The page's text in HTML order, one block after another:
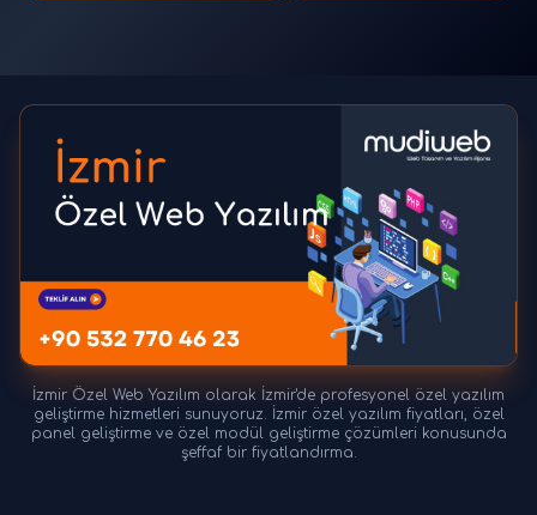
İzmir Özel Web Yazılım olarak İzmir'de profesyonel özel yazılım
geliştirme hizmetleri sunuyoruz. İzmir özel yazılım fiyatları, özel
panel geliştirme ve özel modül geliştirme çözümleri konusunda
şeffaf bir fiyatlandırma.